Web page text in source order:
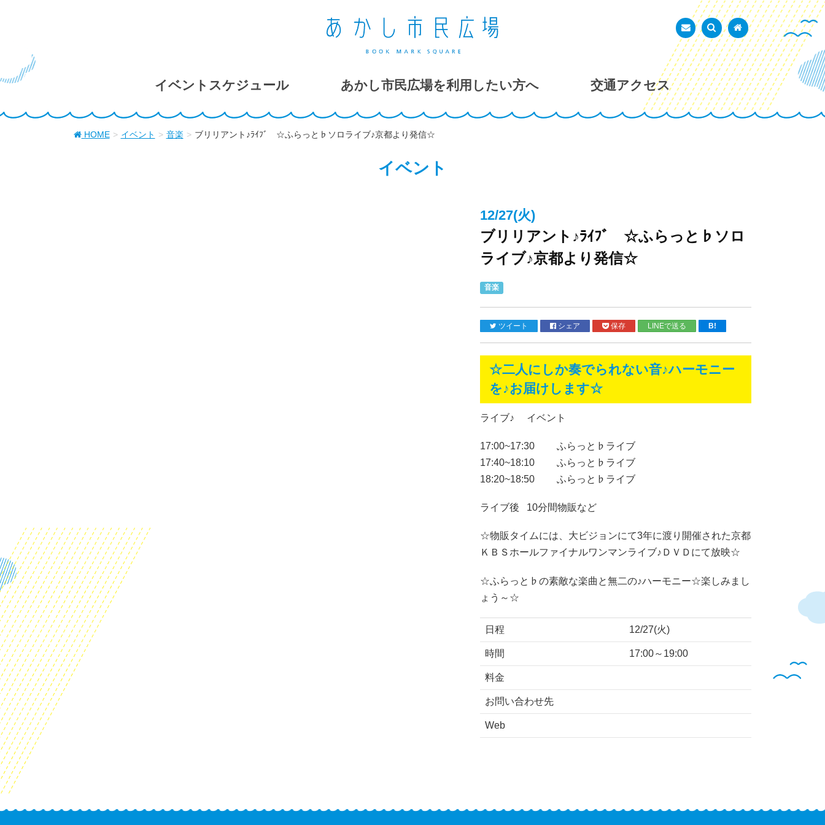
あかし市民広場
お問い合わせ
検索を表示トップページ
イベントスケジュール あかし市民広場を利用したい方へ 交通アクセス
HOME イベント 音楽 ブリリアント♪ﾗｲﾌﾞ ☆ふらっと♭ソロライブ♪京都より発信☆
イベント
12/27(火)
ブリリアント♪ﾗｲﾌﾞ ☆ふらっと♭ソロ
ライブ♪京都より発信☆
音楽
ツイート シェア 保存 LINEで送る B!
☆二人にしか奏でられない音♪ハーモニー
を♪お届けします☆
ライブ♪ イベント
17:00~17:30 ふらっと♭ライブ
17:40~18:10 ふらっと♭ライブ
18:20~18:50 ふらっと♭ライブ
ライブ後 10分間物販など
☆物販タイムには、大ビジョンにて3年に渡り開催された京都
ＫＢＳホールファイナルワンマンライブ♪ＤＶＤにて放映☆
☆ふらっと♭の素敵な楽曲と無二の♪ハーモニー☆楽しみまし
ょう～☆
日程 12/27(火)
時間 17:00～19:00
料金
お問い合わせ先
Web